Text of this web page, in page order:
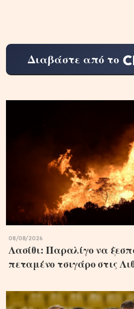
Διαβάστε από το
08/08/2026
Λασίθι: Παραλίγο να
πεταμένο τσιγάρο στις